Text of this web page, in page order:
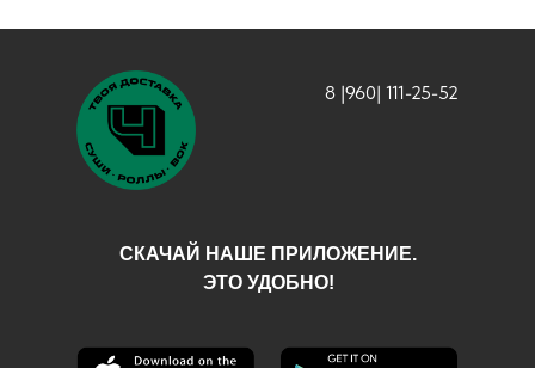
СКАЧАЙ НАШЕ ПРИЛОЖЕНИЕ.
ЭТО УДОБНО!
8 |960| 111-25-52